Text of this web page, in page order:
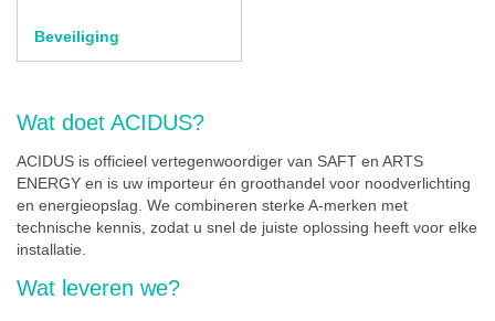
Beveiliging
Wat doet ACIDUS?
ACIDUS is officieel vertegenwoordiger van SAFT en ARTS
ENERGY en is uw importeur én groothandel voor noodverlichting
en energieopslag. We combineren sterke A-merken met
technische kennis, zodat u snel de juiste oplossing heeft voor elke
installatie.
Wat leveren we?